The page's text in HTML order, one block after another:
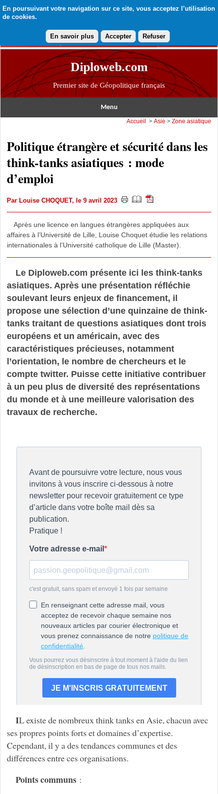
En poursuivant votre navigation sur ce site, vous acceptez l’utilisation
de cookies.
En savoir plus Accepter Refuser
Diploweb.com
Premier site de Géopolitique français
Menu
Accueil >Asie >Zone asiatique
Politique étrangère et sécurité dans les
think-tanks asiatiques : mode
d’emploi
Par Louise CHOQUET, le 9 avril 2023
Après une licence en langues étrangères appliquées aux
affaires à l’Université de Lille, Louise Choquet étudie les relations
internationales à l’Université catholique de Lille (Master).
Le Diploweb.com présente ici les think-tanks
asiatiques. Après une présentation réfléchie
soulevant leurs enjeux de financement, il
propose une sélection d’une quinzaine de think-
tanks traitant de questions asiatiques dont trois
européens et un américain, avec des
caractéristiques précieuses, notamment
l’orientation, le nombre de chercheurs et le
compte twitter. Puisse cette initiative contribuer
à un peu plus de diversité des représentations
du monde et à une meilleure valorisation des
travaux de recherche.
IL existe de nombreux think tanks en Asie, chacun avec
ses propres points forts et domaines d’expertise.
Cependant, il y a des tendances communes et des
différences entre ces organisations.
Points communs: